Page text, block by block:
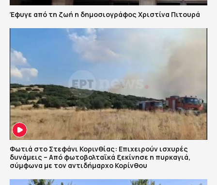
Έφυγε από τη ζωή η δημοσιογράφος Χριστίνα Πιτουρά
Φωτιά στο Στεφάνι Κορινθίας: Επιχειρούν ισχυρές
δυνάμεις – Από φωτοβολταϊκά ξεκίνησε η πυρκαγιά,
σύμφωνα με τον αντιδήμαρχο Κορίνθου